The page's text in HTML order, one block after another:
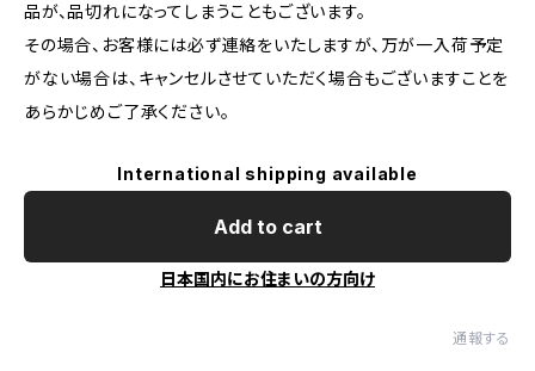
品が、品切れになってしまうこともございます。
その場合、お客様には必ず連絡をいたしますが、万が一入荷予定
がない場合は、キャンセルさせていただく場合もございますことを
あらかじめご了承ください。
International shipping available
Add to cart
日本国内にお住まいの方向け
通報する